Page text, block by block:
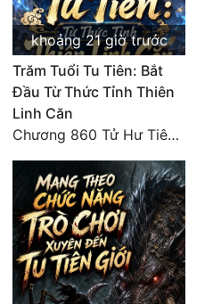
khoảng 21 giờ trước
Trăm Tuổi Tu Tiên: Bắt
Đầu Từ Thức Tỉnh Thiên
Linh Căn
Chương 860 Tử Hư Tiên Thành!